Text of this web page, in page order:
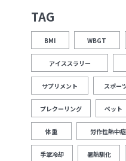
TAG
BMI WBGT
アイススラリー
サプリメント スポー
プレクーリング ペット
体重 労作性熱中症
手掌冷却 暑熱馴化